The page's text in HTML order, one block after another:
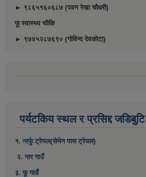
► ९८६५१६०६८७ (पवन रेखा चौधरी)
फू स्वास्थ्य चौकि
► ९७४५२८७६९० (गोविन्द देवकोटा)
पर्यटकिय स्थल र प्रसिद्द जडिबुटि
१. नार्फु ट्रेयल(सेभेन पास ट्रेयल)
२. नार गाउँ
३. फू गाउँ